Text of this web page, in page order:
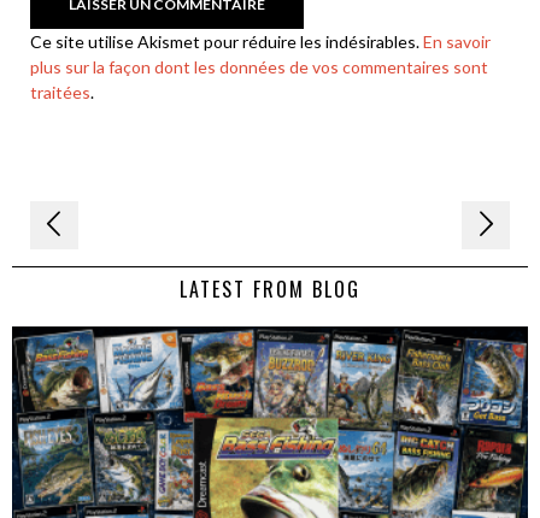
Ce site utilise Akismet pour réduire les indésirables.En savoir
plus sur la façon dont les données de vos commentaires sont
traitées.
Navigation
de LATEST FROM BLOG